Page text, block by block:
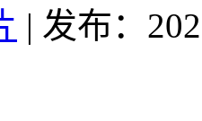
| 发布：